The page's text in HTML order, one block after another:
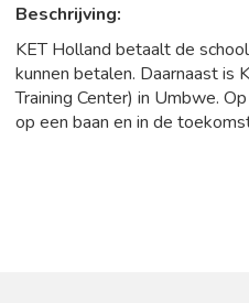
Beschrijving:
KET Holland betaalt de
kunnen betalen. Daarnaast is
Training Center) in Umbwe.
op een baan en in de